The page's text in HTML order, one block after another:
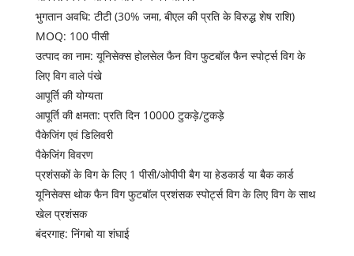
भुगतान अवधि: टीटी (30% जमा, बीएल की प्रति के विरुद्ध शेष राशि)
MOQ: 100 पीसी
उत्पाद का नाम: यूनिसेक्स होलसेल फैन विग फुटबॉल फैन स्पोर्ट्स विग के
लिए विग वाले पंखे
आपूर्ति की योग्यता
आपूर्ति की क्षमता: प्रति दिन 10000 टुकड़े/टुकड़े
पैकेजिंग एवं डिलिवरी
पैकेजिंग विवरण
प्रशंसकों के विग के लिए 1 पीसी/ओपीपी बैग या हेडकार्ड या बैक कार्ड
यूनिसेक्स थोक फैन विग फुटबॉल प्रशंसक स्पोर्ट्स विग के लिए विग के साथ
खेल प्रशंसक
बंदरगाह: निंगबो या शंघाई